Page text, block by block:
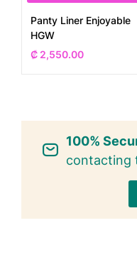
Panty Liner Enjoyable
HGW
₡ 2,550.00
100%
contacting